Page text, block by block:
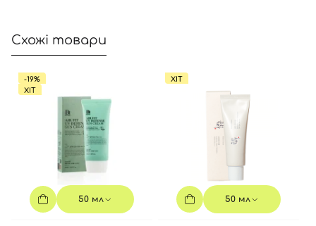
Схожі товари
-19%
ХІТ
50 мл
ХІТ
50 мл
Увійти за допомогою e-mail